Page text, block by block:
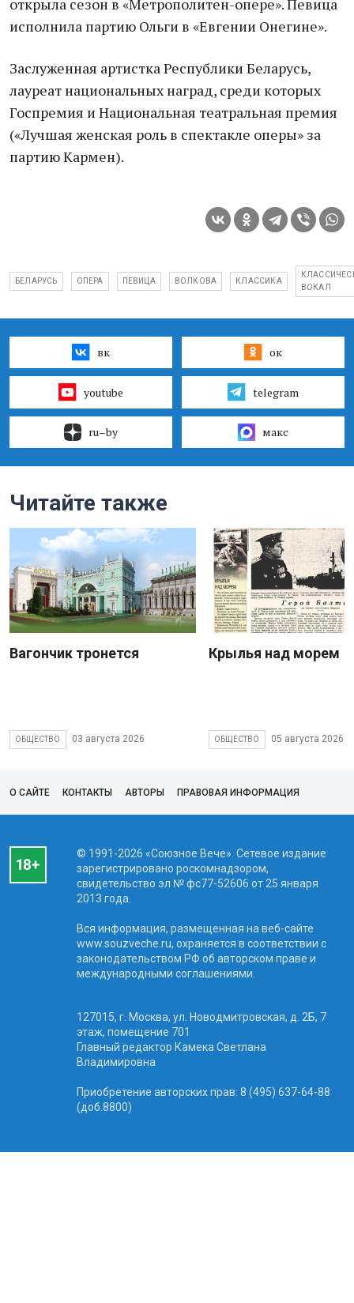
открыла сезон в «Метрополитен-опере». Певица
исполнила партию Ольги в «Евгении Онегине».
Заслуженная артистка Республики Беларусь,
лауреат национальных наград, среди которых
Госпремия и Национальная театральная премия
(«Лучшая женская роль в спектакле оперы» за
партию Кармен).
БЕЛАРУСЬ ОПЕРА ПЕВИЦА ВОЛКОВА КЛАССИКА
ВОКАЛ
вк ок
youtube telegram
ru–by макс
Читайте также
Вагончик тронется
ОБЩЕСТВО 03 августа 2026
Крылья над морем
ОБЩЕСТВО 05 августа 2026
О САЙТЕ КОНТАКТЫ АВТОРЫ ПРАВОВАЯ ИНФОРМАЦИЯ
© 1991-2026 «Союзное Вече». Сетевое издание
зарегистрировано роскомнадзором,
свидетельство эл № фc77-52606 от 25 января
2013 года.
Вся информация, размещенная на веб-сайте
www.souzveche.ru, охраняется в соответствии с
законодательством РФ об авторском праве и
международными соглашениями.
127015, г. Москва, ул. Новодмитровская, д. 2Б, 7
этаж, помещение 701
Главный редактор Камека Светлана
Владимировна
Приобретение авторских прав: 8 (495) 637-64-88
(доб.8800)